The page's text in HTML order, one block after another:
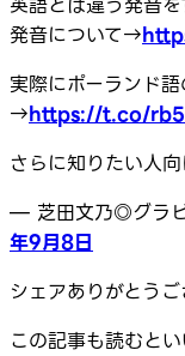
発音について→
実際にポーランド
→https://t.co/
さらに知りたい人
— 芝田文乃◎グラ
年9月8日
シェアありがとうご
この記事も読むとい